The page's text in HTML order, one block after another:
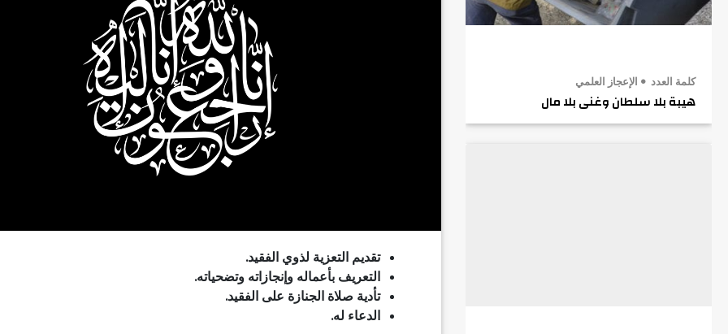
كلمة العدد الإعجاز العلمي
هيبة بلا سلطان وغنى بلا مال
تقديم التعزية لذوي الفقيد.
التعريف بأعماله وإنجازاته وتضحياته.
تأدية صلاة الجنازة على الفقيد.
الدعاء له.